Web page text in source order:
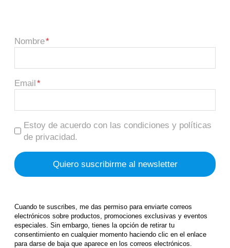
Nombre
Email
Estoy de acuerdo con las condiciones y políticas
de privacidad.
Cuando te suscribes, me das permiso para enviarte correos
electrónicos sobre productos, promociones exclusivas y eventos
especiales. Sin embargo, tienes la opción de retirar tu
consentimiento en cualquier momento haciendo clic en el enlace
para darse de baja que aparece en los correos electrónicos.